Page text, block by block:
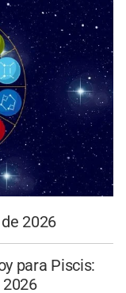
2026
para Piscis: